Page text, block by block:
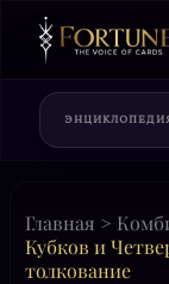
Главная >
Кубков и
толкование